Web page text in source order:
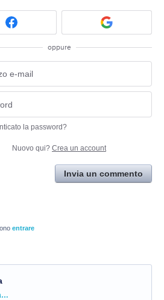
oppure
la password?
Nuovo qui? Crea un account
Invia un commento
entrare